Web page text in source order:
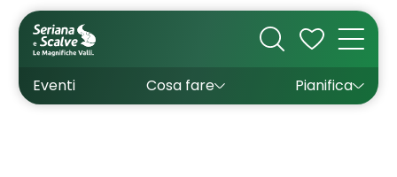
Eventi Cosa fare
Cultura
Outdoor
Pianifica
Dove dormire
Come arrivare
Come muoversi
Wishlist